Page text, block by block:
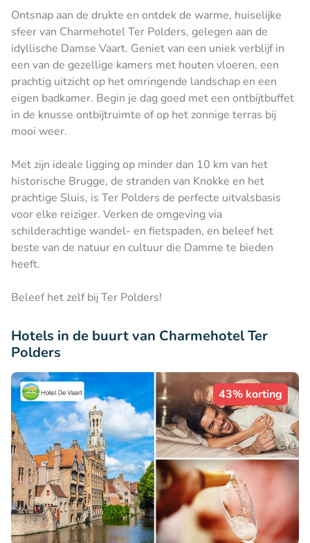
Ontsnap aan de drukte en ontdek de warme, huiselijke
sfeer van Charmehotel Ter Polders, gelegen aan de
idyllische Damse Vaart. Geniet van een uniek verblijf in
een van de gezellige kamers met houten vloeren, een
prachtig uitzicht op het omringende landschap en een
eigen badkamer. Begin je dag goed met een ontbijtbuffet
in de knusse ontbijtruimte of op het zonnige terras bij
mooi weer.
Met zijn ideale ligging op minder dan 10 km van het
historische Brugge, de stranden van Knokke en het
prachtige Sluis, is Ter Polders de perfecte uitvalsbasis
voor elke reiziger. Verken de omgeving via
schilderachtige wandel- en fietspaden, en beleef het
beste van de natuur en cultuur die Damme te bieden
heeft.
Beleef het zelf bij Ter Polders!
Hotels in de buurt van Charmehotel Ter
Polders
43% korting